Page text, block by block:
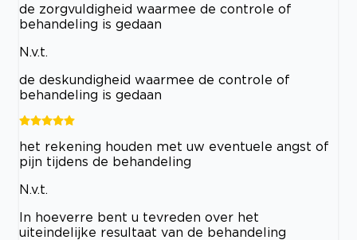
de zorgvuldigheid waarmee de controle of
behandeling is gedaan
N.v.t.
de deskundigheid waarmee de controle of
behandeling is gedaan
het rekening houden met uw eventuele angst of
pijn tijdens de behandeling
N.v.t.
In hoeverre bent u tevreden over het
uiteindelijke resultaat van de behandeling